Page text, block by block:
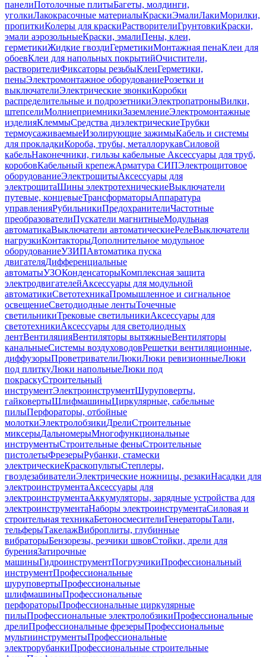
панелиПотолочные плитыБагеты, молдинги,
уголкиЛакокрасочные материалыКраскиЭмалиЛакиМорилки,
пропиткиКолеры для краскиРастворителиГрунтовкиКраски,
эмали аэрозольныеКраски, эмалиПены, клеи,
герметикиЖидкие гвоздиГерметикиМонтажная пенаКлеи для
обоевКлеи для напольных покрытийОчистители,
растворителиФиксаторы резьбыКлеиГерметики,
пеныЭлектромонтажное оборудованиеРозетки и
выключателиЭлектрические звонкиКоробки
распределительные и подрозетникиЭлектропатроныВилки,
штепселиМолниеприемникиЗаземлениеЭлектромонтажные
изделияКлеммыСредства диэлектрическиеТрубки
термоусаживаемыеИзолирующие зажимыКабель и системы
для прокладкиКороба, трубы, металлорукавСиловой
кабельНаконечники, гильзы кабельные Аксессуары для труб,
коробовКабельный крепежАрматура СИПЭлектрощитовое
оборудованиеЭлектрощитыАксессуары для
электрощитаШины электротехническиеВыключатели
путевые, концевыеТрансформаторыАппаратура
управленияРубильникиПредохранителиЧастотные
преобразователиПускатели магнитныеМодульная
автоматикаВыключатели автоматическиеРелеВыключатели
нагрузкиКонтакторыДополнительное модульное
оборудованиеУЗИПАвтоматика пуска
двигателяДифференциальные
автоматыУЗОКонденсаторыКомплексная защита
электродвигателейАксессуары для модульной
автоматикиСветотехникаПромышленное и сигнальное
освещениеСветодиодные лентыТочечные
светильникиТрековые светильникиАксессуары для
светотехникиАксессуары для светодиодных
лентВентиляцияВентиляторы вытяжныеВентиляторы
канальныеСистемы воздуховодовРешетки вентиляционные,
диффузорыПроветривателиЛюкиЛюки ревизионныеЛюки
под плиткуЛюки напольныеЛюки под
покраскуСтроительный
инструментЭлектроинструментШуруповерты,
гайковертыШлифмашиныЦиркулярные, сабельные
пилыПерфораторы, отбойные
молоткиЭлектролобзикиДрелиСтроительные
миксерыДальномерыМногофункциональные
инструментыСтроительные феныСтроительные
пистолетыФрезерыРубанки, стамески
электрическиеКраскопультыСтеплеры,
гвоздезабивателиЭлектрические ножницы, резакиНасадки для
электроинструментаАксессуары для
электроинструментаАккумуляторы, зарядные устройства для
электроинструментаНаборы электроинструментаСиловая и
строительная техникаБетоносмесителиГенераторыТали,
тельферыТакелажВиброплиты, глубинные
вибраторыБензорезы, резчики швовСтойки, дрели для
буренияЗатирочные
машиныГидроинструментПогрузчикиПрофессиональный
инструментПрофессиональные
шуруповертыПрофессиональные
шлифмашиныПрофессиональные
перфораторыПрофессиональные циркулярные
пилыПрофессиональные электролобзикиПрофессиональные
дрелиПрофессиональные фрезерыПрофессиональные
мультиинструментыПрофессиональные
электрорубанкиПрофессиональные строительные